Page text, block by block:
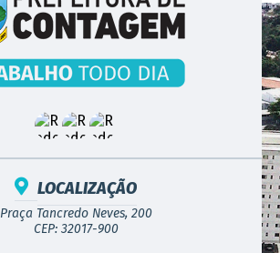
LOCALIZAÇÃO
Praça Tancredo Neves, 200
CEP: 32017-900